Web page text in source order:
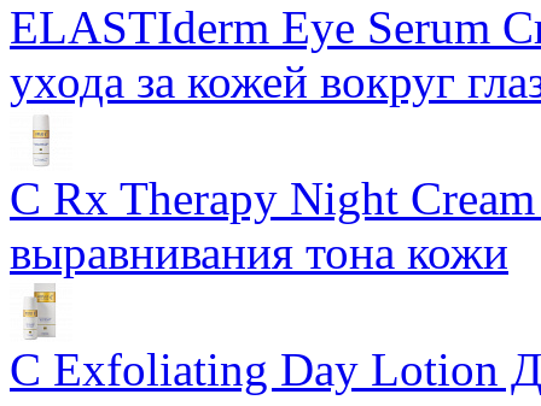
ELASTIderm Eye Serum
ухода за кожей вокруг
C Rx Therapy Night
выравнивания тона кожи
C Exfoliating Day Lotion